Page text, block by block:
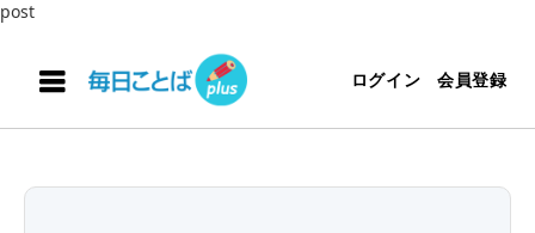
post
ログイン 会員登録